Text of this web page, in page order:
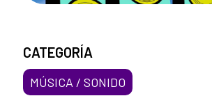
CATEGORÍA
MÚSICA / SONIDO